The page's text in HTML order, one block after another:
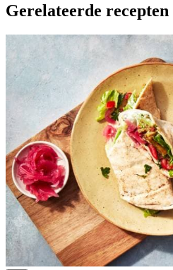
Gerelateerde recepten